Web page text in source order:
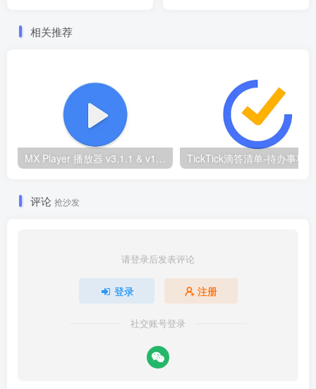
相关推荐
MX Player 播放器 v3.1.1 & v1.86.0纪念版 去广告解锁Pro专业版
评论 抢沙发
请登录后发表评论
登录 注册
社交账号登录